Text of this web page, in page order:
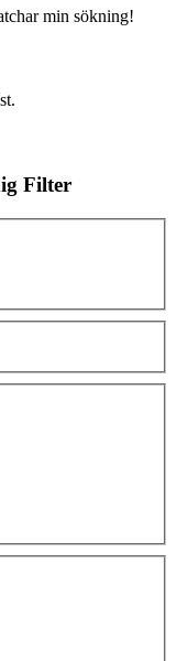
min sökning!
Filter